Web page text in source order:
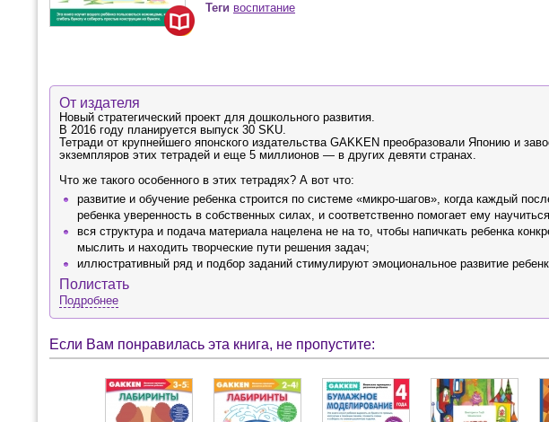
Теги воспитание
От издателя
Новый стратегический проект для дошкольного развития.
В 2016 году планируется выпуск 30 SKU.
Тетради от крупнейшего японского издательства GAKKEN преобразовали Японию и
экземпляров этих тетрадей и еще 5 миллионов — в других девяти странах.
Что же такого особенного в этих тетрадях? А вот что:
развитие и обучение ребенка строится по системе «микро-шагов», когда каждый
ребенка уверенность в собственных силах, и соответственно помогает ему
вся структура и подача материала нацелена не на то, чтобы напичкать ребенка
мыслить и находить творческие пути решения задач;
иллюстративный ряд и подбор заданий стимулируют эмоциональное развитие
Полистать
Подробнее
Если Вам понравилась эта книга, не пропустите: